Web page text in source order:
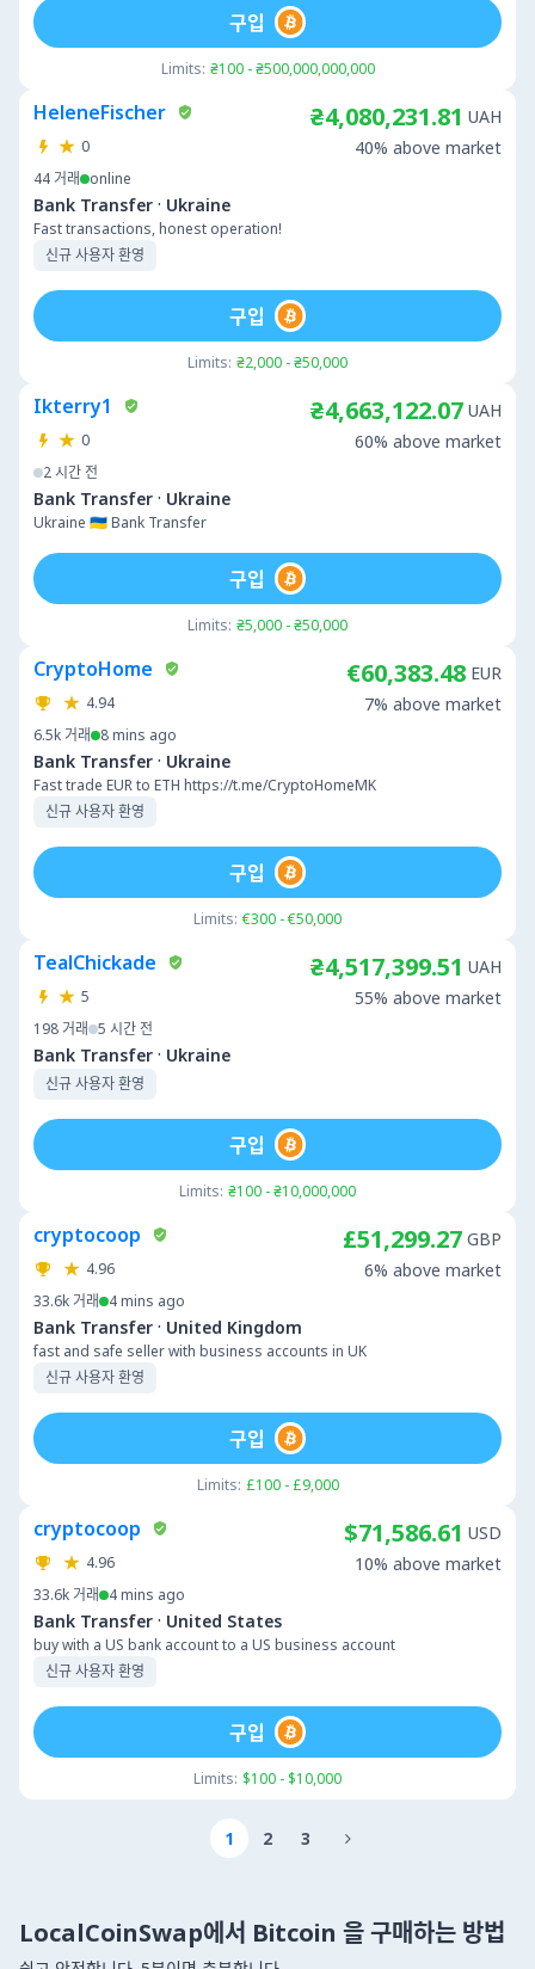
Limits: ₴100 - ₴500,000,000,000
구입
HeleneFischer
0
44 거래 online
Bank Transfer · Ukraine
Fast transactions, honest operation!
신규 사용자 환영
₴4,080,231.81 UAH
40% above market
Limits: ₴2,000 - ₴50,000
구입
Ikterry1
0
2 시간 전
Bank Transfer · Ukraine
Ukraine 🇺🇦 Bank Transfer
₴4,663,122.07 UAH
60% above market
Limits: ₴5,000 - ₴50,000
구입
CryptoHome
4.94
6.5k 거래 8 mins ago
Bank Transfer · Ukraine
Fast trade EUR to ETH https://t.me/CryptoHomeMK
신규 사용자 환영
€60,383.48 EUR
7% above market
Limits: €300 - €50,000
구입
TealChickade
5
198 거래 5 시간 전
Bank Transfer · Ukraine
신규 사용자 환영
₴4,517,399.51 UAH
55% above market
Limits: ₴100 - ₴10,000,000
구입
cryptocoop
4.96
33.6k 거래 4 mins ago
Bank Transfer · United Kingdom
fast and safe seller with business accounts in UK
신규 사용자 환영
£51,299.27 GBP
6% above market
Limits: £100 - £9,000
구입
cryptocoop
4.96
33.6k 거래 4 mins ago
Bank Transfer · United States
buy with a US bank account to a US business account
신규 사용자 환영
$71,586.61 USD
10% above market
Limits: $100 - $10,000
구입
1 2 3 
LocalCoinSwap에서 Bitcoin 을 구매하는 방법